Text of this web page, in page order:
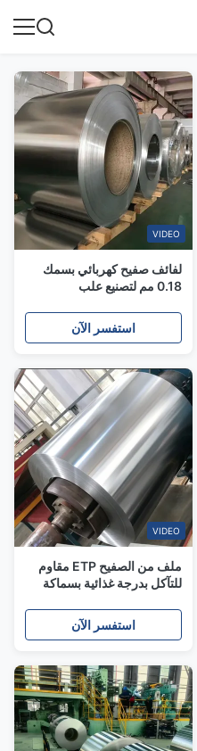
VIDEO
لفائف صفيح كهربائي بسمك
0.18 مم لتصنيع علب
استفسر الآن
VIDEO
ملف من الصفيح ETP مقاوم
للتآكل بدرجة غذائية بسماكة
استفسر الآن